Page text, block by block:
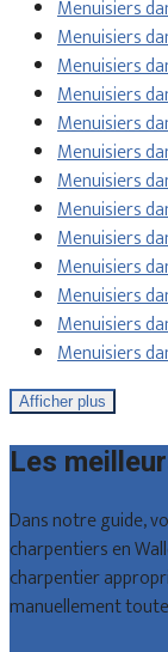
Menuisiers
Menuisiers
Menuisiers
Menuisiers
Menuisiers
Menuisiers
Menuisiers
Menuisiers
Menuisiers
Menuisiers
Menuisiers
Menuisiers
Menuisiers
Afficher plus
Les
Dans notre guide,
charpentiers en
charpentier
manuellement